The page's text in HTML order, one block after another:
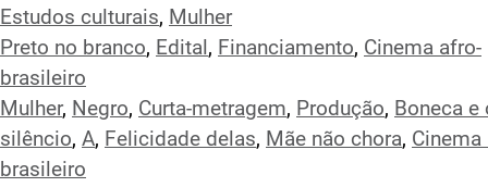
Estudos culturais, Mulher
Preto no branco, Edital , Financiamento, Cinema afro-
brasileiro
Mulher, Negro, Curta-metragem, Produção, Boneca e
silêncio, A, Felicidade delas, Mãe não chora, Cinema
brasileiro